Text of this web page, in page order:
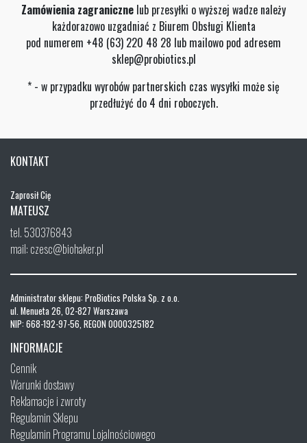
Zamówienia zagraniczne lub przesyłki o wyższej wadze należy
każdorazowo uzgadniać z Biurem Obsługi Klienta
pod numerem +48 (63) 220 48 28 lub mailowo pod adresem
sklep@probiotics.pl
* - w przypadku wyrobów partnerskich czas wysyłki może się
przedłużyć do 4 dni roboczych.
KONTAKT
Zaprosił Cię
MATEUSZ
tel. 530376843
mail: czesc@biohaker.pl
Administrator sklepu: ProBiotics Polska Sp. z o.o.
ul. Menueta 26, 02-827 Warszawa
NIP: 668-192-97-56, REGON 0000325182
INFORMACJE
Cennik
Warunki dostawy
Reklamacje i zwroty
Regulamin Sklepu
Regulamin Programu Lojalnościowego